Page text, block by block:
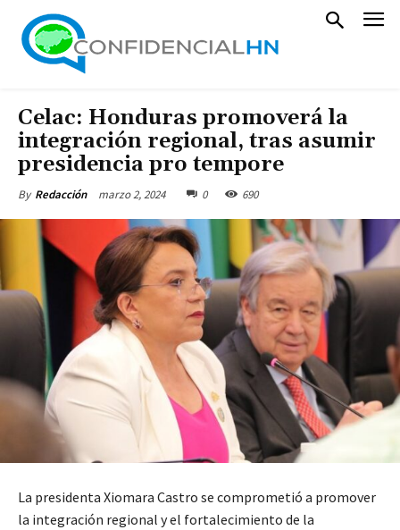
Celac: Honduras promoverá la
integración regional, tras asumir
presidencia pro tempore
By Redacción marzo 2, 2024 0 690
La presidenta Xiomara Castro se comprometió a promover
la integración regional y el fortalecimiento de la